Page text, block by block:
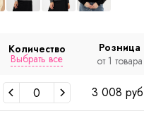
Количество
Выбрать все
Розница
от 1 товара
3 008